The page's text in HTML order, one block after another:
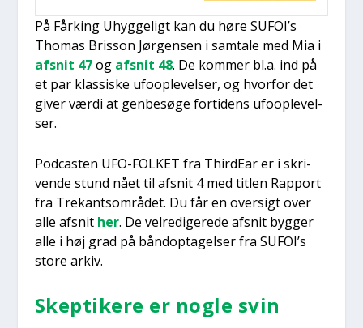
På Får­king Uhyg­ge­ligt kan du høre SUFOI’s
Tho­mas Bris­son Jør­gen­sen i sam­ta­le med Mia i
afsnit 47og afsnit 48. De kom­mer bl.a. ind på
et par klas­si­ske ufoop­le­vel­ser, og hvor­for det
giver vær­di at gen­be­sø­ge for­ti­dens ufoop­le­vel­
ser.
Podca­sten UFO-FOLKET fra Thir­dEar er i skri­
ven­de stund nået til afsnit 4 med tit­len Rap­port
fra Tre­kants­om­rå­det. Du får en over­sigt over
alle afsnit her. De vel­re­di­ge­re­de afsnit byg­ger
alle i høj grad på bånd­op­ta­gel­ser fra SUFOI’s
sto­re arkiv.
Skep­ti­ke­re er nog­le svin